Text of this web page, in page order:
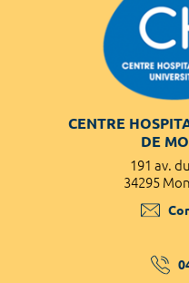
CENTRE
DE
191 av.
34295